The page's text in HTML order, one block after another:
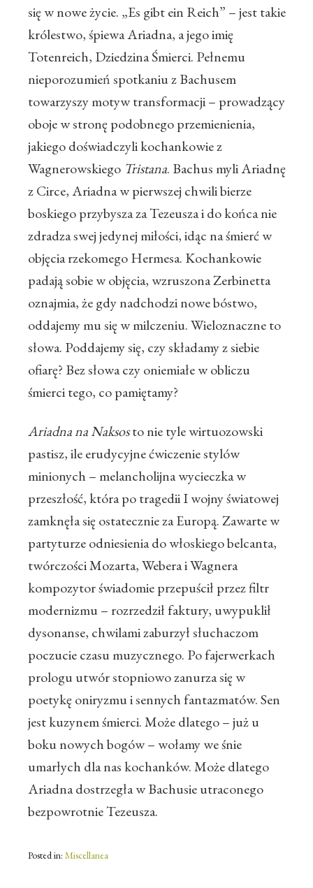
się w nowe życie. „Es gibt ein Reich” – jest takie
królestwo, śpiewa Ariadna, a jego imię
Totenreich, Dziedzina Śmierci. Pełnemu
nieporozumień spotkaniu z Bachusem
towarzyszy motyw transformacji – prowadzący
oboje w stronę podobnego przemienienia,
jakiego doświadczyli kochankowie z
Wagnerowskiego Tristana. Bachus myli Ariadnę
z Circe, Ariadna w pierwszej chwili bierze
boskiego przybysza za Tezeusza i do końca nie
zdradza swej jedynej miłości, idąc na śmierć w
objęcia rzekomego Hermesa. Kochankowie
padają sobie w objęcia, wzruszona Zerbinetta
oznajmia, że gdy nadchodzi nowe bóstwo,
oddajemy mu się w milczeniu. Wieloznaczne to
słowa. Poddajemy się, czy składamy z siebie
ofiarę? Bez słowa czy oniemiałe w obliczu
śmierci tego, co pamiętamy?
Ariadna na Naksosto nie tyle wirtuozowski
pastisz, ile erudycyjne ćwiczenie stylów
minionych – melancholijna wycieczka w
przeszłość, która po tragedii I wojny światowej
zamknęła się ostatecznie za Europą. Zawarte w
partyturze odniesienia do włoskiego belcanta,
twórczości Mozarta, Webera i Wagnera
kompozytor świadomie przepuścił przez filtr
modernizmu – rozrzedził faktury, uwypuklił
dysonanse, chwilami zaburzył słuchaczom
poczucie czasu muzycznego. Po fajerwerkach
prologu utwór stopniowo zanurza się w
poetykę oniryzmu i sennych fantazmatów. Sen
jest kuzynem śmierci. Może dlatego – już u
boku nowych bogów – wołamy we śnie
umarłych dla nas kochanków. Może dlatego
Ariadna dostrzegła w Bachusie utraconego
bezpowrotnie Tezeusza.
Posted in: Miscellanea